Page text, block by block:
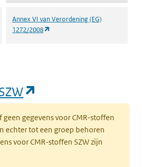
Annex VI van Verordening (EG)
1272/2008
geen gegevens voor CMR-stoffen
echter tot een groep behoren
voor CMR-stoffen SZW zijn